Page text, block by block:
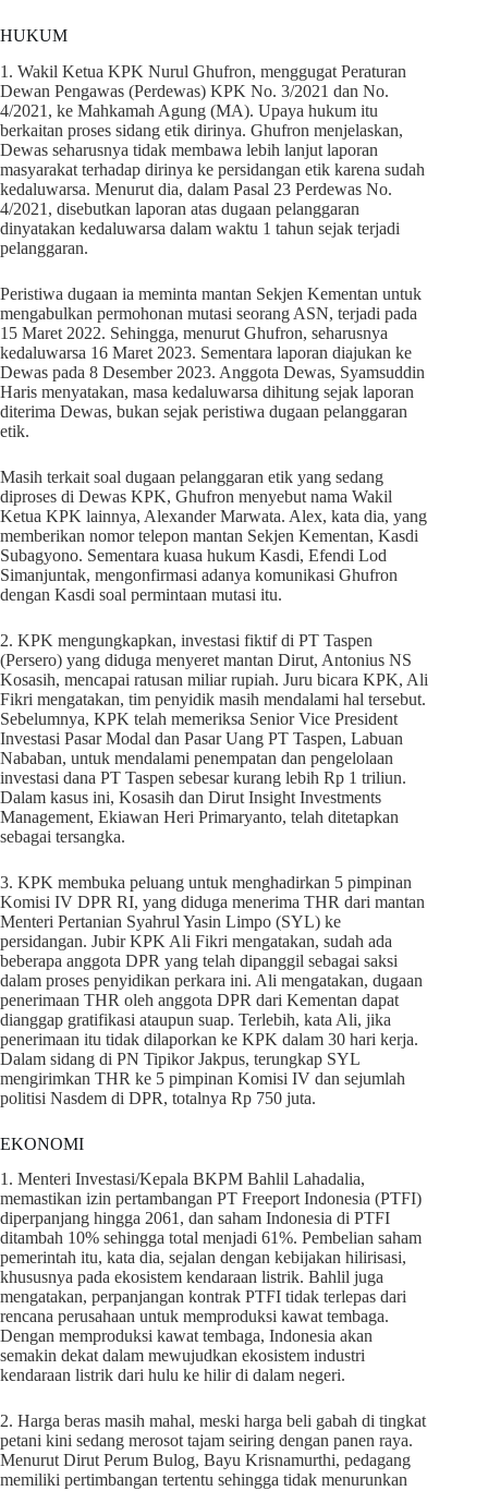
HUKUM
1. Wakil Ketua KPK Nurul Ghufron, menggugat Peraturan
Dewan Pengawas (Perdewas) KPK No. 3/2021 dan No.
4/2021, ke Mahkamah Agung (MA). Upaya hukum itu
berkaitan proses sidang etik dirinya. Ghufron menjelaskan,
Dewas seharusnya tidak membawa lebih lanjut laporan
masyarakat terhadap dirinya ke persidangan etik karena sudah
kedaluwarsa. Menurut dia, dalam Pasal 23 Perdewas No.
4/2021, disebutkan laporan atas dugaan pelanggaran
dinyatakan kedaluwarsa dalam waktu 1 tahun sejak terjadi
pelanggaran.
Peristiwa dugaan ia meminta mantan Sekjen Kementan untuk
mengabulkan permohonan mutasi seorang ASN, terjadi pada
15 Maret 2022. Sehingga, menurut Ghufron, seharusnya
kedaluwarsa 16 Maret 2023. Sementara laporan diajukan ke
Dewas pada 8 Desember 2023. Anggota Dewas, Syamsuddin
Haris menyatakan, masa kedaluwarsa dihitung sejak laporan
diterima Dewas, bukan sejak peristiwa dugaan pelanggaran
etik.
Masih terkait soal dugaan pelanggaran etik yang sedang
diproses di Dewas KPK, Ghufron menyebut nama Wakil
Ketua KPK lainnya, Alexander Marwata. Alex, kata dia, yang
memberikan nomor telepon mantan Sekjen Kementan, Kasdi
Subagyono. Sementara kuasa hukum Kasdi, Efendi Lod
Simanjuntak, mengonfirmasi adanya komunikasi Ghufron
dengan Kasdi soal permintaan mutasi itu.
2. KPK mengungkapkan, investasi fiktif di PT Taspen
(Persero) yang diduga menyeret mantan Dirut, Antonius NS
Kosasih, mencapai ratusan miliar rupiah. Juru bicara KPK, Ali
Fikri mengatakan, tim penyidik masih mendalami hal tersebut.
Sebelumnya, KPK telah memeriksa Senior Vice President
Investasi Pasar Modal dan Pasar Uang PT Taspen, Labuan
Nababan, untuk mendalami penempatan dan pengelolaan
investasi dana PT Taspen sebesar kurang lebih Rp 1 triliun.
Dalam kasus ini, Kosasih dan Dirut Insight Investments
Management, Ekiawan Heri Primaryanto, telah ditetapkan
sebagai tersangka.
3. KPK membuka peluang untuk menghadirkan 5 pimpinan
Komisi IV DPR RI, yang diduga menerima THR dari mantan
Menteri Pertanian Syahrul Yasin Limpo (SYL) ke
persidangan. Jubir KPK Ali Fikri mengatakan, sudah ada
beberapa anggota DPR yang telah dipanggil sebagai saksi
dalam proses penyidikan perkara ini. Ali mengatakan, dugaan
penerimaan THR oleh anggota DPR dari Kementan dapat
dianggap gratifikasi ataupun suap. Terlebih, kata Ali, jika
penerimaan itu tidak dilaporkan ke KPK dalam 30 hari kerja.
Dalam sidang di PN Tipikor Jakpus, terungkap SYL
mengirimkan THR ke 5 pimpinan Komisi IV dan sejumlah
politisi Nasdem di DPR, totalnya Rp 750 juta.
EKONOMI
1. Menteri Investasi/Kepala BKPM Bahlil Lahadalia,
memastikan izin pertambangan PT Freeport Indonesia (PTFI)
diperpanjang hingga 2061, dan saham Indonesia di PTFI
ditambah 10% sehingga total menjadi 61%. Pembelian saham
pemerintah itu, kata dia, sejalan dengan kebijakan hilirisasi,
khususnya pada ekosistem kendaraan listrik. Bahlil juga
mengatakan, perpanjangan kontrak PTFI tidak terlepas dari
rencana perusahaan untuk memproduksi kawat tembaga.
Dengan memproduksi kawat tembaga, Indonesia akan
semakin dekat dalam mewujudkan ekosistem industri
kendaraan listrik dari hulu ke hilir di dalam negeri.
2. Harga beras masih mahal, meski harga beli gabah di tingkat
petani kini sedang merosot tajam seiring dengan panen raya.
Menurut Dirut Perum Bulog, Bayu Krisnamurthi, pedagang
memiliki pertimbangan tertentu sehingga tidak menurunkan